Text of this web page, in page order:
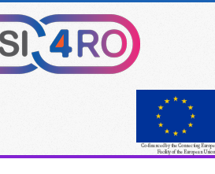
Co-financed by the Connecting Europe
Facility of the European Union